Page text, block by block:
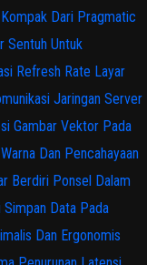
Dari Pragmatic
Sentuh Untuk
Refresh Rate Layar
Jaringan Server
Gambar Vektor Pada
Dan Pencahayaan
Berdiri Ponsel Dalam
Data Pada
Dan Ergonomis